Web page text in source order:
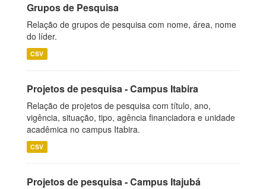
Grupos de Pesquisa
Relação de grupos de pesquisa com nome, área, nome
do líder.
CSV
Projetos de pesquisa - Campus Itabira
Relação de projetos de pesquisa com título, ano,
vigência, situação, tipo, agência financiadora e unidade
acadêmica no campus Itabira.
CSV
Projetos de pesquisa - Campus Itajubá